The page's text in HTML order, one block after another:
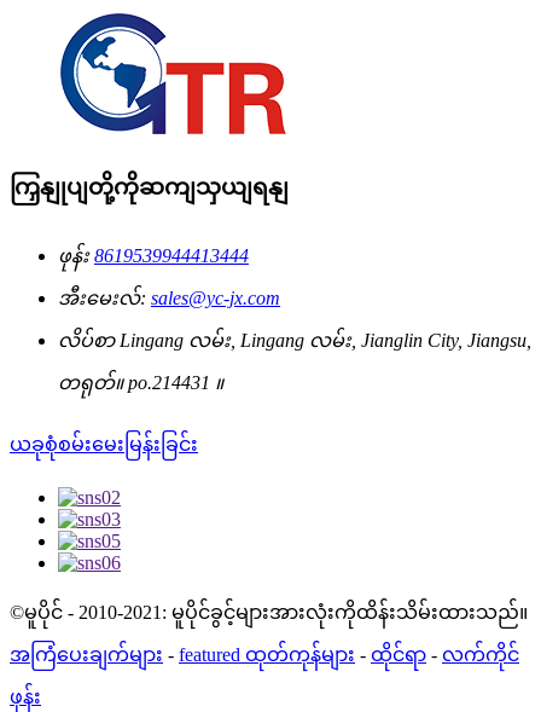
ကြှနျုပျတို့ကိုဆကျသှယျရနျ
ဖုန်း 8619539944413444
အီးမေးလ်: sales@yc-jx.com
လိပ်စာ Lingang လမ်း, Lingang လမ်း, Jianglin City, Jiangsu,
တရုတ်။ po.214431 ။
ယခုစုံစမ်းမေးမြန်းခြင်း
©မူပိုင် - 2010-2021: မူပိုင်ခွင့်များအားလုံးကိုထိန်းသိမ်းထားသည်။
အကြံပေးချက်များ - featured ထုတ်ကုန်များ - ထိုင်ရာ - လက်ကိုင်
ဖုန်း